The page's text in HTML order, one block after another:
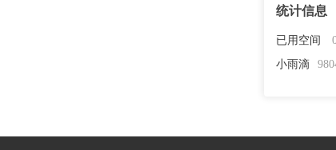
统计信息
已用空间
小雨滴